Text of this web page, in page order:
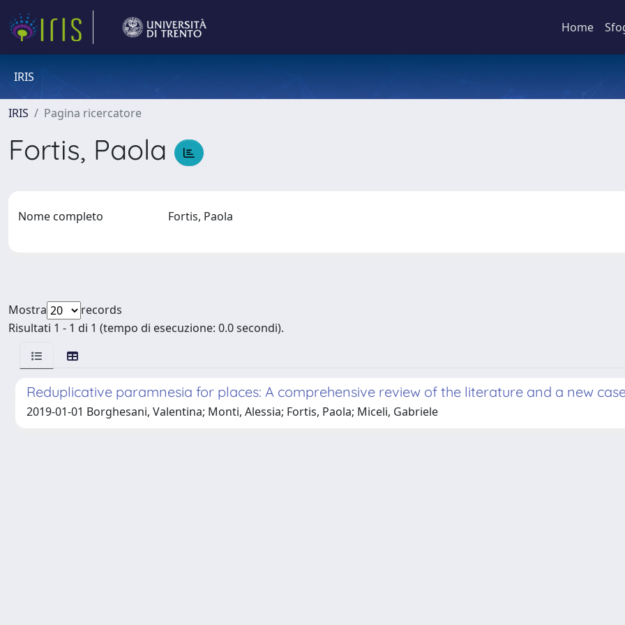
Home
IRIS
IRIS Pagina ricercatore
Fortis, Paola
Nome completo Fortis, Paola
Mostra
records
Risultati 1 - 1 di 1 (tempo di esecuzione: 0.0 secondi).
Reduplicative paramnesia for places: A comprehensive review of the literature and a new
2019-01-01 Borghesani, Valentina; Monti, Alessia; Fortis, Paola; Miceli, Gabriele